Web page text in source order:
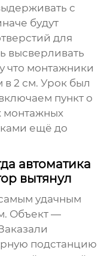
с
будут
для
высверливать
что монтажники
в 2 см. Урок был
пункт о
монтажных
ещё до
автоматика
вытянул
удачным
Объект —
подстанцию